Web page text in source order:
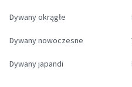
Dywany okrągłe
Dywany nowoczesne
Dywany japandi